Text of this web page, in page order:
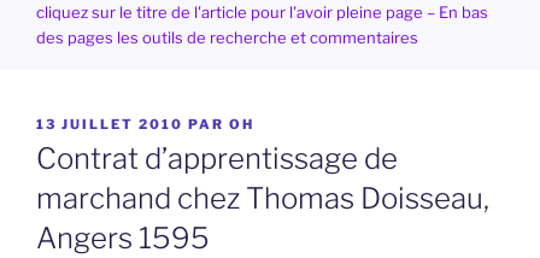
cliquez sur le titre de l'article pour l'avoir pleine page – En bas
des pages les outils de recherche et commentaires
PUBLIÉ
LE
13 JUILLET 2010 PAR OH
Contrat d’apprentissage de
marchand chez Thomas Doisseau,
Angers 1595